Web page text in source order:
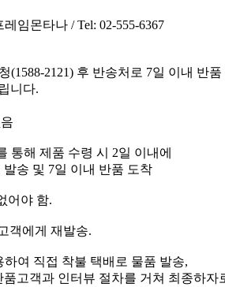
임몬타나 / Tel: 02-555-6367
(1588-2121) 후 반송처로 7일 이내 반품
니다.
통해 제품 수령 시 2일 이내에
송 및 7일 이내 반품 도착
어야 함.
객에게 재발송.
여 직접 착불 택배로 물품 발송,
고객과 인터뷰 절차를 거쳐 최종하자